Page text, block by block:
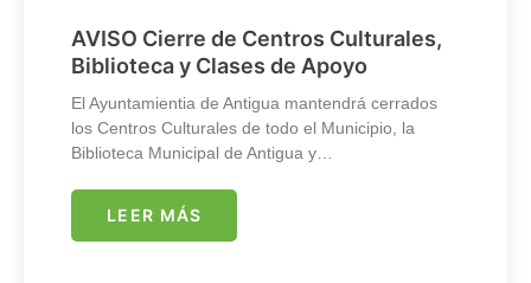
AVISO Cierre de Centros Culturales,
Biblioteca y Clases de Apoyo
El Ayuntamientia de Antigua mantendrá cerrados
los Centros Culturales de todo el Municipio, la
Biblioteca Municipal de Antigua y…
LEER MÁS